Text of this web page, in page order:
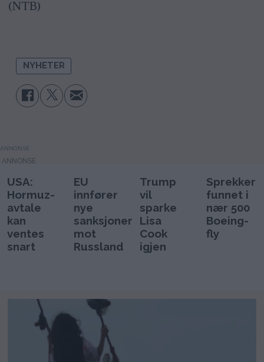
(NTB)
NYHETER
ANNONSE
USA:
Hormuz-
avtale
kan
ventes
snart
EU
innfører
nye
sanksjoner
mot
Russland
Trump
vil
sparke
Lisa
Cook
igjen
Sprekker
funnet i
nær 500
Boeing-
fly